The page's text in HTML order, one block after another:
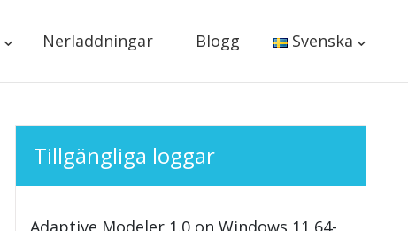
Nerladdningar Blogg Svenska
Tillgängliga loggar
Adaptive Modeler 1.0 on Windows 11 64-